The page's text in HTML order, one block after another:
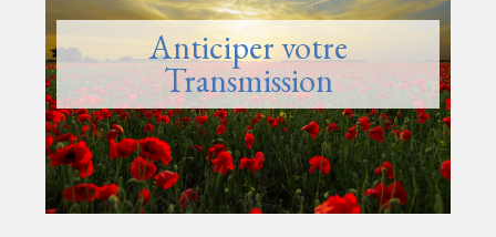
Anticiper votre
Transmission